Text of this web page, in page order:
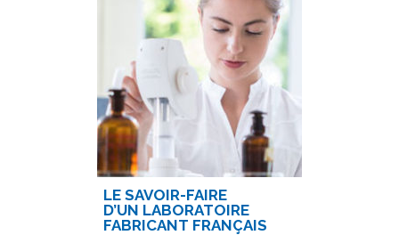
LE SAVOIR-FAIRE
D’UN LABORATOIRE
FABRICANT FRANÇAIS